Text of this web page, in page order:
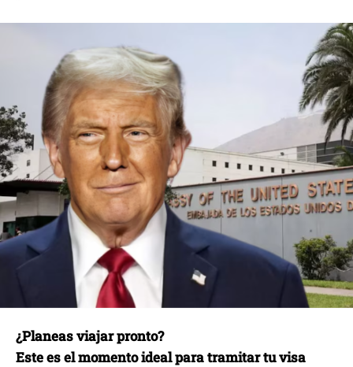
¿Planeas viajar pronto?
Este es el momento ideal para tramitar tu visa